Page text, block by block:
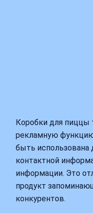
Коробки для пиццы
рекламную
быть использована
контактной
информации. Это
продукт
конкурентов.